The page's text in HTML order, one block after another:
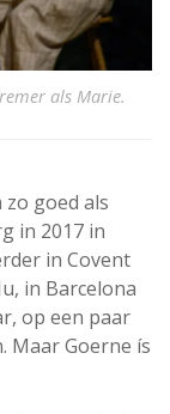
als Marie.
goed als
in 2017 in
in Covent
in Barcelona
op een paar
Maar Goerne ís